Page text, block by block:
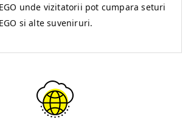
unde vizitatorii pot cumpara seturi
si alte suveniruri.